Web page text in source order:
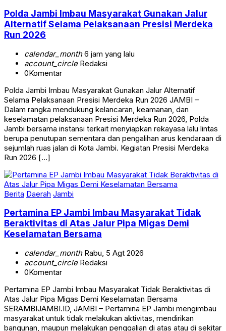
Polda Jambi Imbau Masyarakat Gunakan Jalur
Alternatif Selama Pelaksanaan Presisi Merdeka
Run 2026
calendar_month6 jam yang lalu
account_circleRedaksi
0Komentar
Polda Jambi Imbau Masyarakat Gunakan Jalur Alternatif
Selama Pelaksanaan Presisi Merdeka Run 2026 JAMBI –
Dalam rangka mendukung kelancaran, keamanan, dan
keselamatan pelaksanaan Presisi Merdeka Run 2026, Polda
Jambi bersama instansi terkait menyiapkan rekayasa lalu lintas
berupa penutupan sementara dan pengalihan arus kendaraan di
sejumlah ruas jalan di Kota Jambi. Kegiatan Presisi Merdeka
Run 2026 […]
Berita Daerah Jambi
Pertamina EP Jambi Imbau Masyarakat Tidak
Beraktivitas di Atas Jalur Pipa Migas Demi
Keselamatan Bersama
calendar_monthRabu, 5 Agt 2026
account_circleRedaksi
0Komentar
Pertamina EP Jambi Imbau Masyarakat Tidak Beraktivitas di
Atas Jalur Pipa Migas Demi Keselamatan Bersama
SERAMBIJAMBI.ID, JAMBI – Pertamina EP Jambi mengimbau
masyarakat untuk tidak melakukan aktivitas, mendirikan
bangunan, maupun melakukan penggalian di atas atau di sekitar